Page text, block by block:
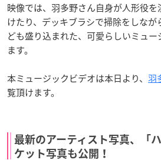
映像では、羽多野さん自身が人形役
けたり、デッキブラシで掃除をしな
ども盛り込まれた、可愛らしいミュ
ます。
本ミュージックビデオは本日より、 羽
覧頂けます。
最新のアーティスト写真、「
ケット写真も公開！